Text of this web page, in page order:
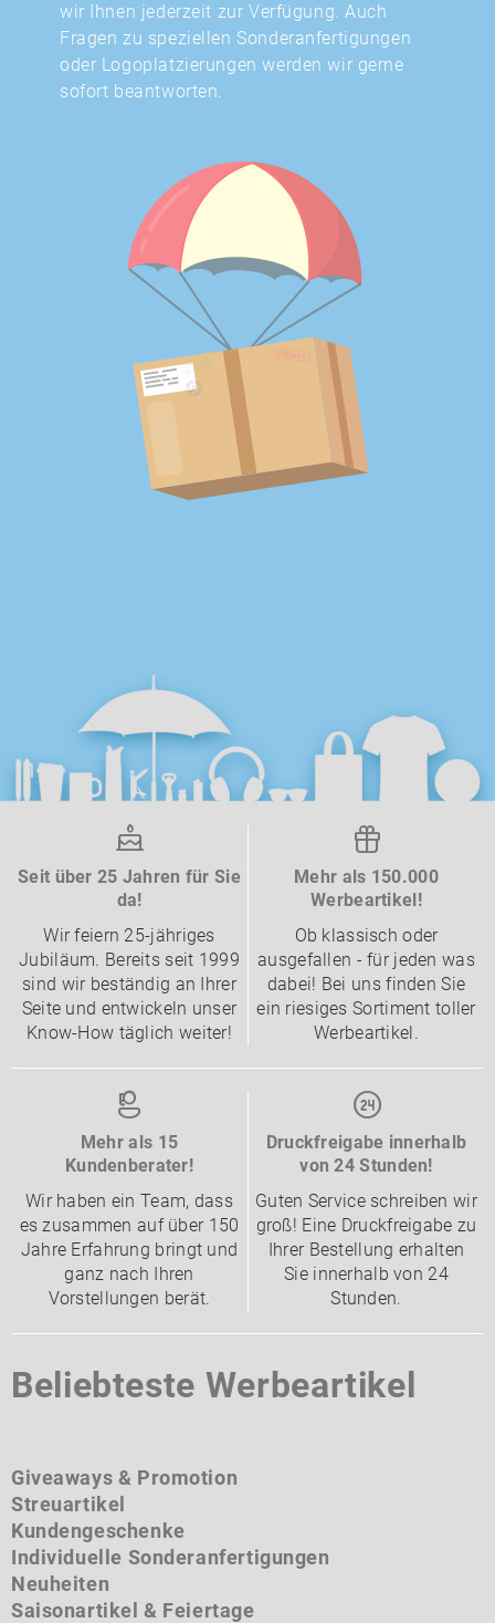
wir Ihnen jederzeit zur Verfügung. Auch
Fragen zu speziellen Sonderanfertigungen
oder Logoplatzierungen werden wir gerne
sofort beantworten.
Seit über 25 Jahren für Sie
da!
Wir feiern 25-jähriges
Jubiläum. Bereits seit 1999
sind wir beständig an Ihrer
Seite und entwickeln unser
Know-How täglich weiter!
Mehr als 150.000
Werbeartikel!
Ob klassisch oder
ausgefallen - für jeden was
dabei! Bei uns finden Sie
ein riesiges Sortiment toller
Werbeartikel.
Mehr als 15
Kundenberater!
Wir haben ein Team, dass
es zusammen auf über 150
Jahre Erfahrung bringt und
ganz nach Ihren
Vorstellungen berät.
Druckfreigabe innerhalb
von 24 Stunden!
Guten Service schreiben wir
groß! Eine Druckfreigabe zu
Ihrer Bestellung erhalten
Sie innerhalb von 24
Stunden.
Beliebteste Werbeartikel
Giveaways & Promotion
Streuartikel
Kundengeschenke
Individuelle Sonderanfertigungen
Neuheiten
Saisonartikel & Feiertage